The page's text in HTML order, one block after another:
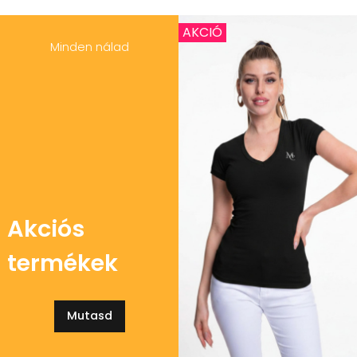
Minden nálad
Akciós
termékek
Mutasd
AKCIÓ